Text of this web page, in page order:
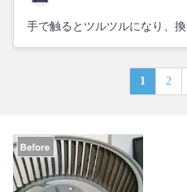
手で触るとツルツルになり、
1 2